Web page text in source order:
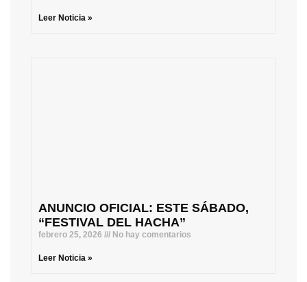
Leer Noticia »
ANUNCIO OFICIAL: ESTE SÁBADO,
“FESTIVAL DEL HACHA”
febrero 25, 2026 No hay comentarios
Leer Noticia »